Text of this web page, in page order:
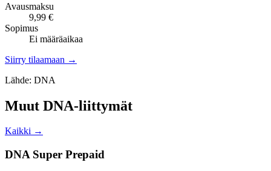
Avausmaksu
9,99 €
Sopimus
Ei määräaikaa
Siirry tilaamaan →
Lähde: DNA
Muut DNA-liittymät
Kaikki →
DNA Super Prepaid